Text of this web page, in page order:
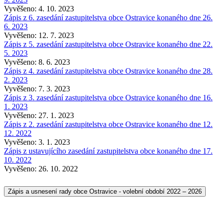
Vyvěšeno: 4. 10. 2023
Zápis z 6. zasedání zastupitelstva obce Ostravice konaného dne 26.
6. 2023
Vyvěšeno: 12. 7. 2023
Zápis z 5. zasedání zastupitelstva obce Ostravice konaného dne 22.
5. 2023
Vyvěšeno: 8. 6. 2023
Zápis z 4. zasedání zastupitelstva obce Ostravice konaného dne 28.
2. 2023
Vyvěšeno: 7. 3. 2023
Zápis z 3. zasedání zastupitelstva obce Ostravice konaného dne 16.
1. 2023
Vyvěšeno: 27. 1. 2023
Zápis z 2. zasedání zastupitelstva obce Ostravice konaného dne 12.
12. 2022
Vyvěšeno: 3. 1. 2023
Zápis z ustavujícího zasedání zastupitelstva obce konaného dne 17.
10. 2022
Vyvěšeno: 26. 10. 2022
Zápis a usnesení rady obce Ostravice - volební období 2022 – 2026